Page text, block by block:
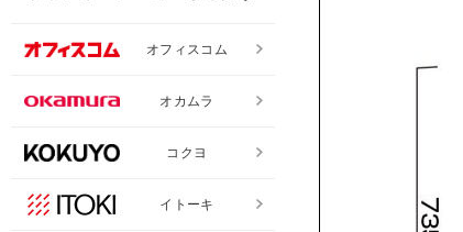
オフィスコム
オカムラ
コクヨ
イトーキ